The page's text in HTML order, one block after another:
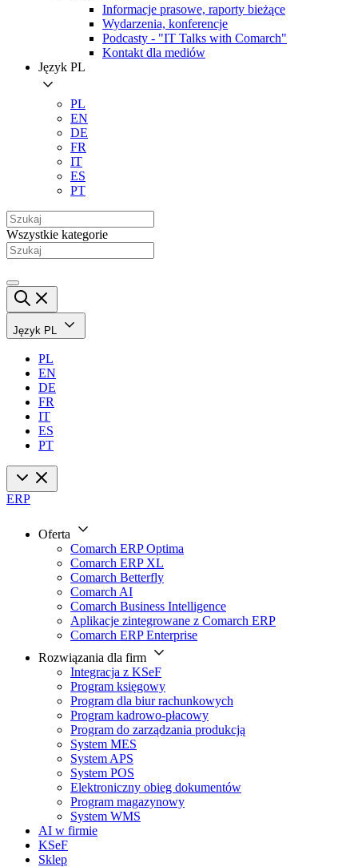
Informacje prasowe, raporty bieżące
Wydarzenia, konferencje
Podcasty - "IT Talks with Comarch"
Kontakt dla mediów
Język PL
PL
EN
DE
FR
IT
ES
PT
Wszystkie kategorie
Język PL
PL
EN
DE
FR
IT
ES
PT
ERP
Oferta
Comarch ERP Optima
Comarch ERP XL
Comarch Betterfly
Comarch AI
Comarch Business Intelligence
Aplikacje zintegrowane z Comarch ERP
Comarch ERP Enterprise
Rozwiązania dla firm
Integracja z KSeF
Program księgowy
Program dla biur rachunkowych
Program kadrowo-płacowy
Program do zarządzania produkcją
System MES
System APS
System POS
Elektroniczny obieg dokumentów
Program magazynowy
System WMS
AI w firmie
KSeF
Sklep